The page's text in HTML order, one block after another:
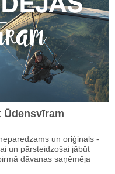
Ūdensvīram
un oriģināls -
un pārsteidzošai jābūt
dāvanas saņēmēja